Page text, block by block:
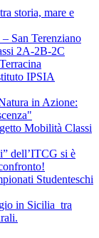
storia, mare e
San Terenziano
2A-2B-2C
IPSIA
in Azione:
Mobilità Classi
dell’ITCG si è
Studenteschi
in Sicilia tra